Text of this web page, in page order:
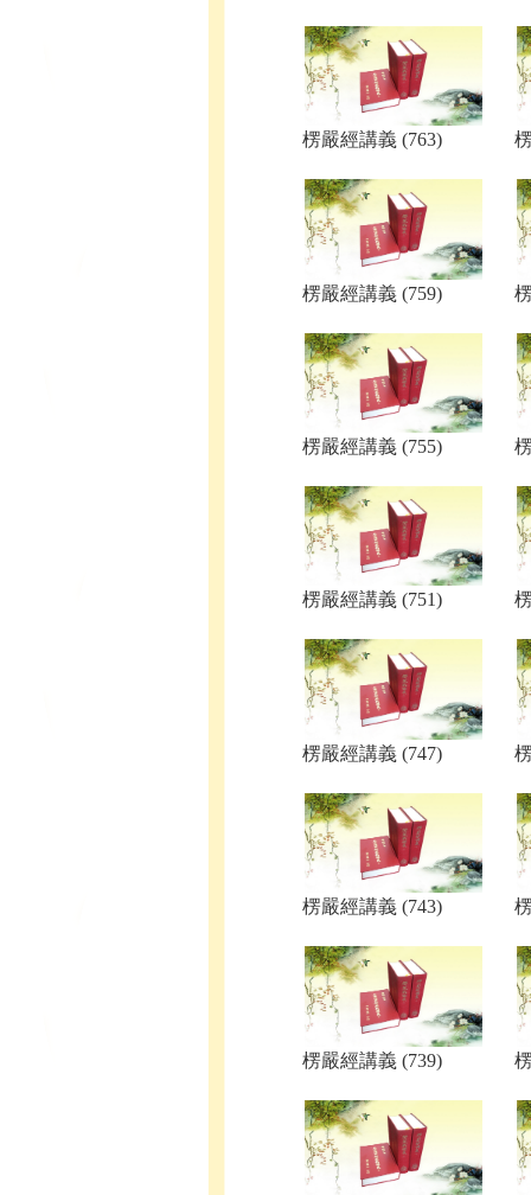
楞嚴經講義 (763)
楞嚴經講義 (759)
楞嚴經講義 (755)
楞嚴經講義 (751)
楞嚴經講義 (747)
楞嚴經講義 (743)
楞嚴經講義 (739)